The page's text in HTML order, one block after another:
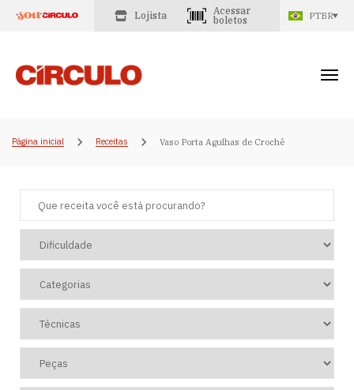
Lojista
Acessar
boletos
PTBR
Página inicial Receitas Vaso Porta Agulhas de Crochê